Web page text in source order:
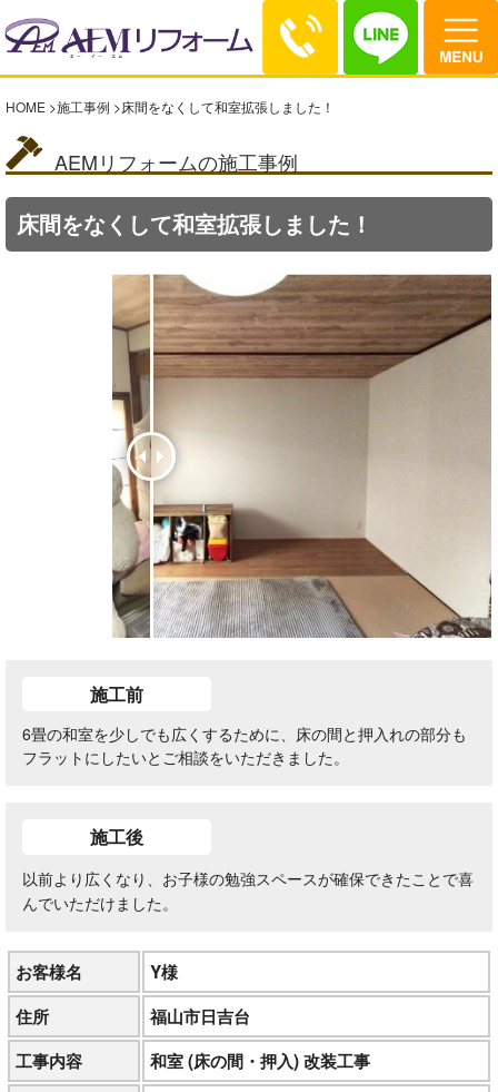
HOME >施工事例 >床間をなくして和室拡張しました！
AEMリフォームの施工事例
床間をなくして和室拡張しました！
施工前
6畳の和室を少しでも広くするために、床の間と押入れの部分も
フラットにしたいとご相談をいただきました。
施工後
以前より広くなり、お子様の勉強スペースが確保できたことで喜
んでいただけました。
お客様名
Y様
住所
福山市日吉台
工事内容
和室 (床の間・押入) 改装工事